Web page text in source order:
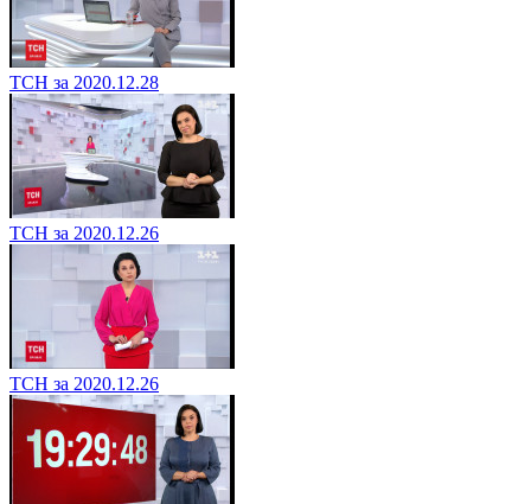
ТСН за 2020.12.28
ТСН за 2020.12.26
ТСН за 2020.12.26